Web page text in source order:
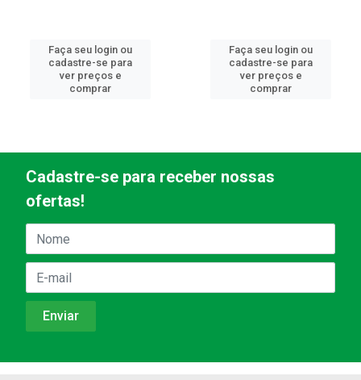
Faça seu login ou
cadastre-se para
ver preços e
comprar
Faça seu login ou
cadastre-se para
ver preços e
comprar
Cadastre-se para receber nossas
ofertas!